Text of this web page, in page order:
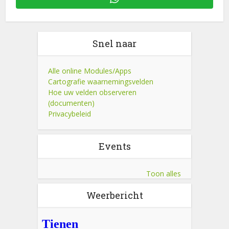
Snel naar
Alle online Modules/Apps
Cartografie waarnemingsvelden
Hoe uw velden observeren
(documenten)
Privacybeleid
Events
Toon alles
Weerbericht